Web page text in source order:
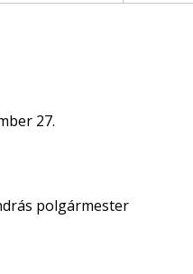
27.
polgármester